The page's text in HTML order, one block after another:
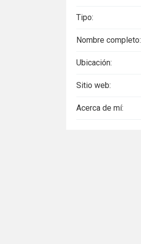
Tipo:
Nombre completo:
Ubicación:
Sitio web:
Acerca de mí: